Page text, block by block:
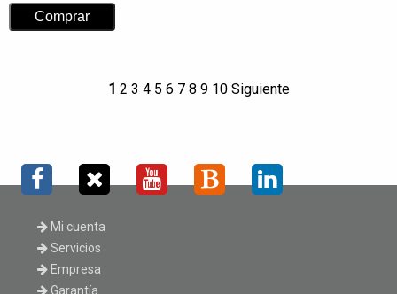
1 2 3 4 5 6 7 8 9 10 Siguiente
Mi cuenta
Servicios
Empresa
Garantía